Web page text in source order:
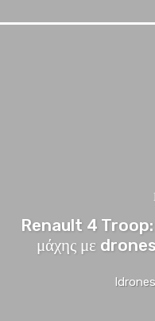
Renault 4 Troop:
μάχης με
Idrones